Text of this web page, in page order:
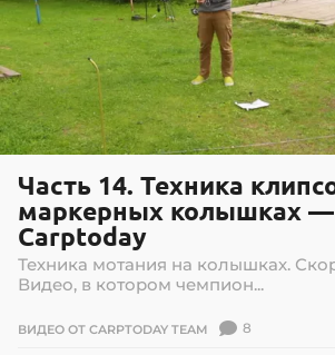
Часть 14. Техника
маркерных колышках
Carptoday
Техника мотания на колышках.
Видео, в котором чемпион...
ВИДЕО ОТ CARPTODAY TEAM 8